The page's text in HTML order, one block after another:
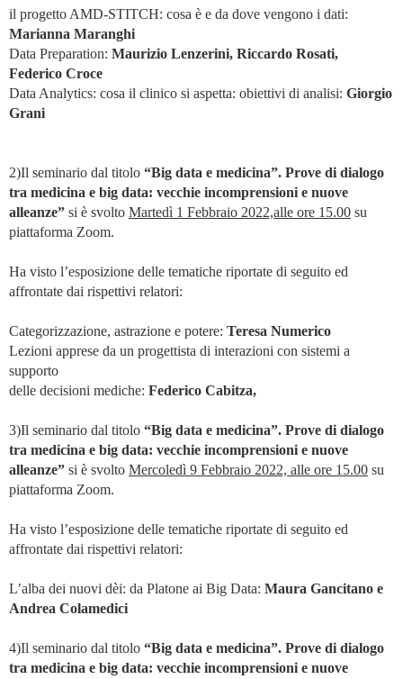
il progetto AMD-STITCH: cosa è e da dove vengono i dati:
Marianna Maranghi
Data Preparation: Maurizio Lenzerini, Riccardo Rosati,
Federico Croce
Data Analytics: cosa il clinico si aspetta: obiettivi di analisi: Giorgio
Grani
2)Il seminario dal titolo “Big data e medicina”. Prove di dialogo
tra medicina e big data: vecchie incomprensioni e nuove
alleanze” si è svolto Martedì 1 Febbraio 2022,alle ore 15.00 su
piattaforma Zoom.
Ha visto l’esposizione delle tematiche riportate di seguito ed
affrontate dai rispettivi relatori:
Categorizzazione, astrazione e potere: Teresa Numerico
Lezioni apprese da un progettista di interazioni con sistemi a
supporto
delle decisioni mediche: Federico Cabitza,
3)Il seminario dal titolo “Big data e medicina”. Prove di dialogo
tra medicina e big data: vecchie incomprensioni e nuove
alleanze” si è svolto Mercoledì 9 Febbraio 2022, alle ore 15.00 su
piattaforma Zoom.
Ha visto l’esposizione delle tematiche riportate di seguito ed
affrontate dai rispettivi relatori:
L’alba dei nuovi dèi: da Platone ai Big Data: Maura Gancitano e
Andrea Colamedici
4)Il seminario dal titolo “Big data e medicina”. Prove di dialogo
tra medicina e big data: vecchie incomprensioni e nuove